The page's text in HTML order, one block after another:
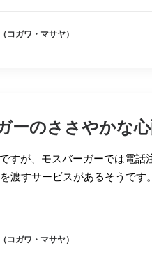
コガワ・マサヤ）
ーのささやかな心
すが、モスバーガーでは電
渡すサービスがあるそうで
コガワ・マサヤ）